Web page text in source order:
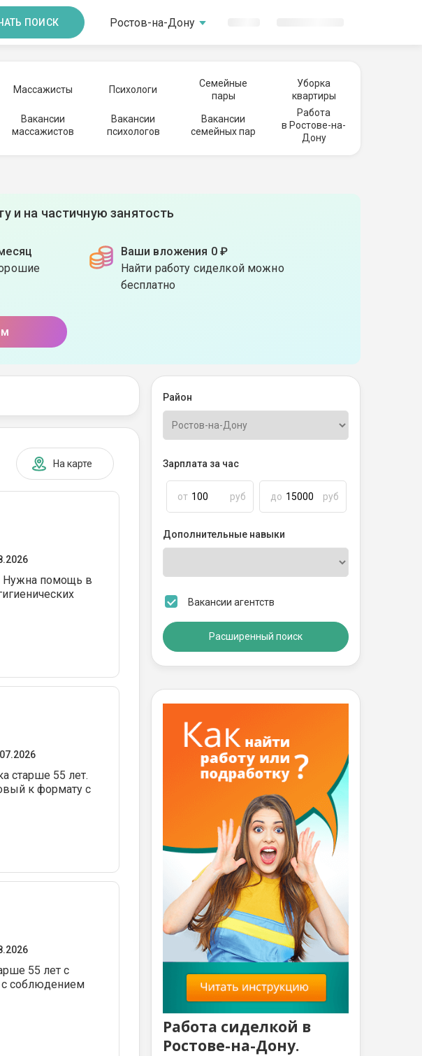
ПОИСК Ростов-на-Дону
Массажисты Психологи
Семейные
пары
Уборка
квартиры
Вакансии
массажистов
Вакансии
психологов
Вакансии
семейных пар
Работа
в Ростове-на-
Дону
и на частичную занятость
Ваши вложения 0 ₽
Найти работу сиделкой можно
бесплатно
На карте
Нужна помощь в
старше 55 лет.
к формату с
55 лет с
соблюдением
Район
Зарплата за час
от руб до руб
Дополнительные навыки
Вакансии агентств
Расширенный поиск
Работа сиделкой в
Ростове-на-Дону.